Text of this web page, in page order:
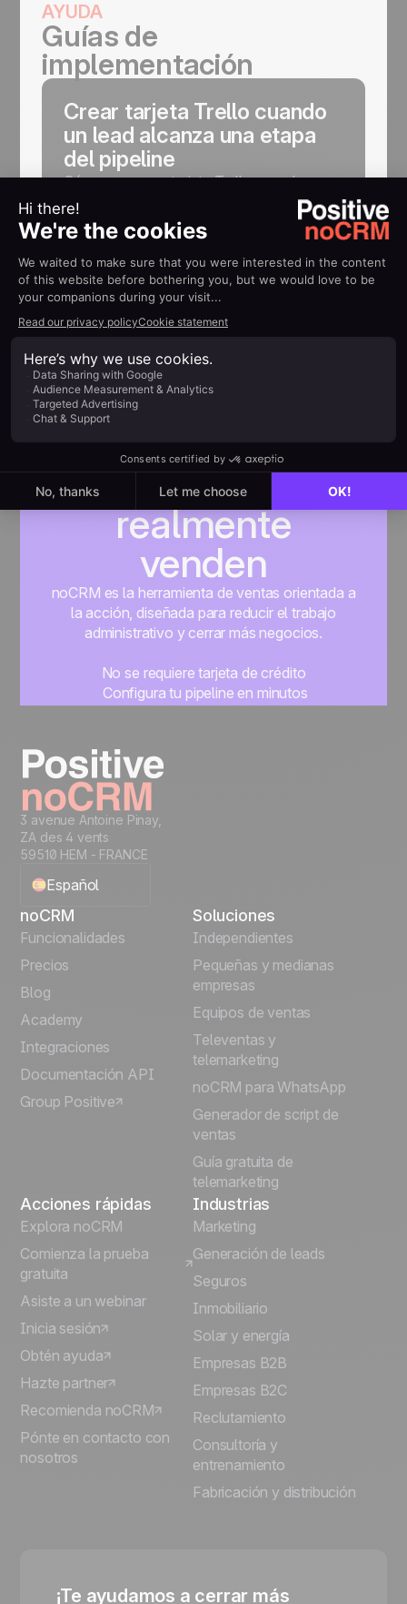
AYUDA
Guías de
implementación
Crear tarjeta Trello cuando
un lead alcanza una etapa
del pipeline
Cómo crear una tarjeta Trello cuando un
lead alcanza una etapa del pipeline
Más información
Creada para
quienes
realmente
venden
noCRM es la herramienta de ventas orientada a
la acción, diseñada para reducir el trabajo
administrativo y cerrar más negocios.
No se requiere tarjeta de crédito
Configura tu pipeline en minutos
3 avenue Antoine Pinay,
ZA des 4 vents
59510 HEM - FRANCE
Español
English
Português
Italiano
Deutsch
noCRM
Funcionalidades
Precios
Blog
Academy
Integraciones
Documentación API
Group Positive
Soluciones
Independientes
Pequeñas y medianas
empresas
Equipos de ventas
Televentas y
telemarketing
noCRM para WhatsApp
Generador de script de
ventas
Guía gratuita de
telemarketing
Acciones rápidas
Explora noCRM
Comienza la prueba
gratuita
Asiste a un webinar
Inicia sesión
Obtén ayuda
Hazte partner
Recomienda noCRM
Pónte en contacto con
nosotros
Industrias
Marketing
Generación de leads
Seguros
Inmobiliario
Solar y energía
Empresas B2B
Empresas B2C
Reclutamiento
Consultoría y
entrenamiento
Fabricación y distribución
¡Te ayudamos a cerrar más